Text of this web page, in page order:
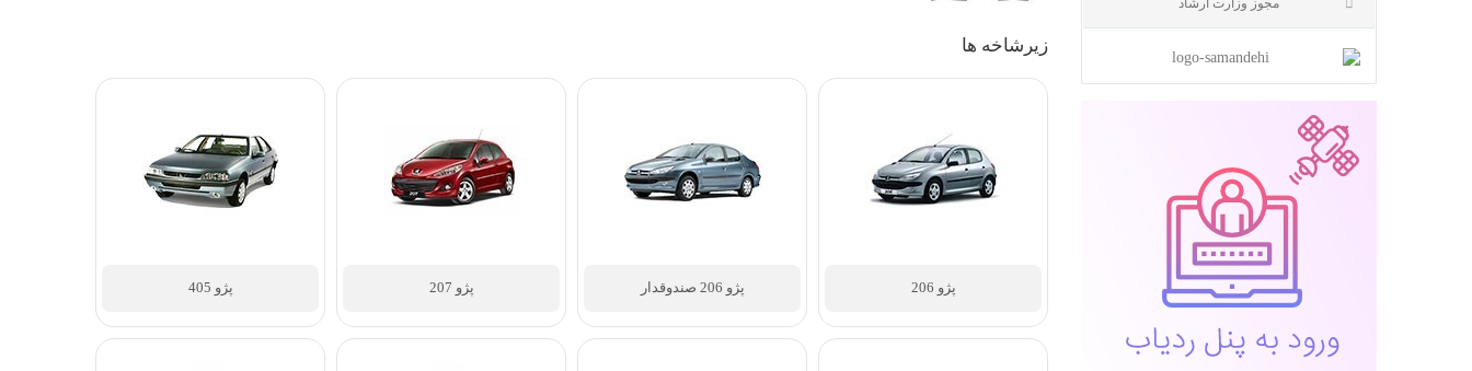
مجوز وزارت ارشاد
زیرشاخه ها